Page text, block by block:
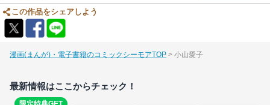
この作品をシェアしよう
漫画(まんが)・電子書籍のコミックシーモアTOP 小山愛子
最新情報はここからチェック！